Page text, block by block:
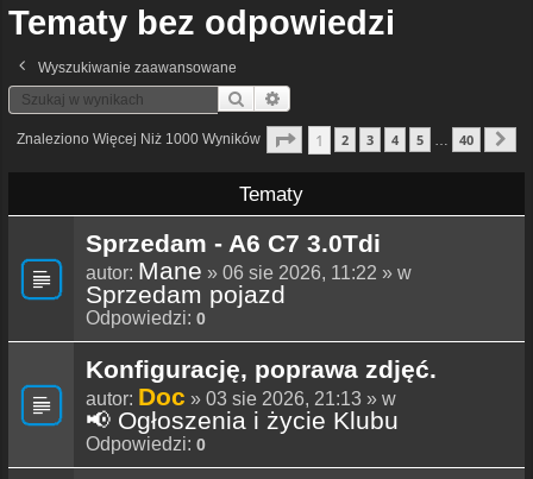
Tematy bez odpowiedzi
Wyszukiwanie zaawansowane
Szukaj
Znaleziono Więcej Niż 1000 Wyników Strona1 40
1 2 3 4 5 40
Tematy
Sprzedam - A6 C7 3.0Tdi
autor: Mane » 06 sie 2026, 11:22 » w
Sprzedam pojazd
Odpowiedzi: 0
Konfigurację, poprawa zdjęć.
autor: Doc » 03 sie 2026, 21:13 » w
📢 Ogłoszenia i życie Klubu
Odpowiedzi: 0